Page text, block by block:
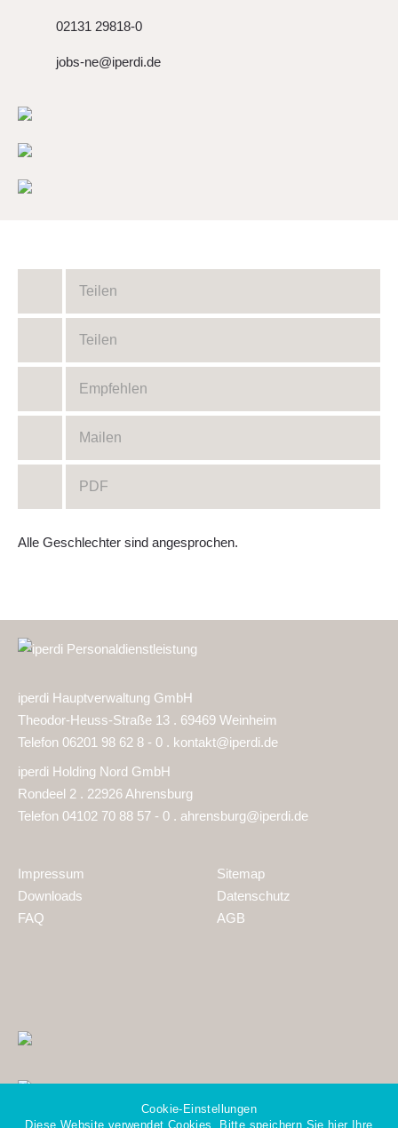
Cookie-Einstellungen
Diese Website verwendet Cookies. Bitte speichern Sie hier Ihre
02131 29818-0
jobs-ne@iperdi.de
Teilen
Teilen
Empfehlen
Mailen
PDF
Alle Geschlechter sind angesprochen.
iperdi Hauptverwaltung GmbH
Theodor-Heuss-Straße 13 . 69469 Weinheim
Telefon 06201 98 62 8 - 0 . kontakt@iperdi.de
iperdi Holding Nord GmbH
Rondeel 2 . 22926 Ahrensburg
Telefon 04102 70 88 57 - 0 . ahrensburg@iperdi.de
Impressum
Downloads
FAQ
Sitemap
Datenschutz
AGB